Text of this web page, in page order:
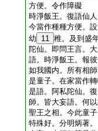
方便。令作障礙
時淨飯王。復語仙
今當作種種方便。
幼
11 稚。及到盛
陀仙。即問王言。
語。時淨飯王。報
如我國内。所有相
是童子。在家當作
是語。阿私陀仙。
師。皆大妄語。何
聖王之相。今此童
特殊好。分明炳著